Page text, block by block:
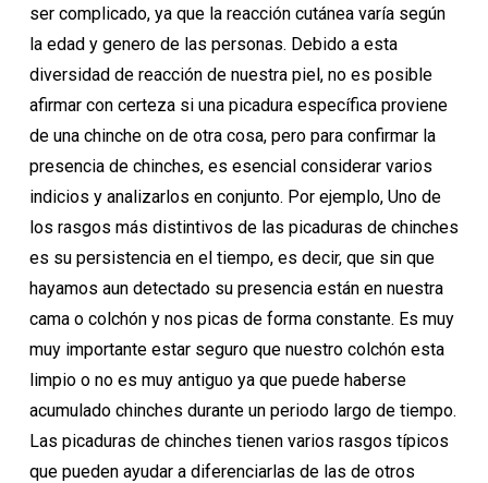
ser complicado, ya que la reacción cutánea varía según
la edad y genero de las personas. Debido a esta
diversidad de reacción de nuestra piel, no es posible
afirmar con certeza si una picadura específica proviene
de una chinche on de otra cosa, pero para confirmar la
presencia de chinches, es esencial considerar varios
indicios y analizarlos en conjunto. Por ejemplo, Uno de
los rasgos más distintivos de las picaduras de chinches
es su persistencia en el tiempo, es decir, que sin que
hayamos aun detectado su presencia están en nuestra
cama o colchón y nos picas de forma constante. Es muy
muy importante estar seguro que nuestro colchón esta
limpio o no es muy antiguo ya que puede haberse
acumulado chinches durante un periodo largo de tiempo.
Las picaduras de chinches tienen varios rasgos típicos
que pueden ayudar a diferenciarlas de las de otros